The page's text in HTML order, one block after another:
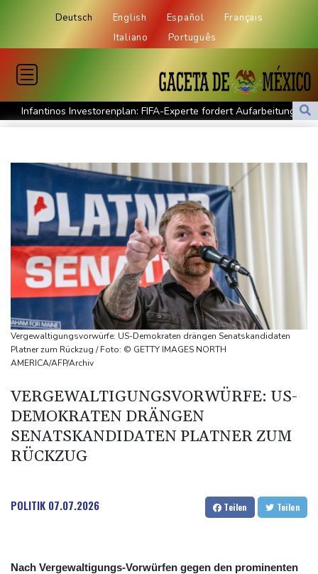
Deutsch English Español
Français
Italiano
Português
Infantinos Investorenplan: FIFA-Experte fordert Aufarbeitung
Biathlon-Olympiasieger Jacquelin wird Teilzeit-Radprofi
Kreise: Türkei will mit Pakistan und Saudi-Arabien
Verteidigungspakt schließen
Sprengstoff-Drohne am Leipziger Flughafen:
Bundesanwaltschaft übernimmt Ermittlungen
Ungenügender Schutz von Kindern: Meta muss in USA 567
Millionen Dollar zahlen
Regierung und Opposition in Venezuela beginnen offiziellen
Dialog - ohne Machado
USA wollen bei Visa-Anträgen offenbar Online-Aktivitäten noch
stärker überprüfen
Röwekamp: Innenministerium muss zentral für Drohnenabwehr
zuständig sein
Trump unternimmt neuen Vorstoß im Streit um US-
Staatsbürgerschaft
Vergewaltigungsvorwürfe: US-Demokraten drängen Senatskandidaten
Platner zum Rückzug / Foto: © GETTY IMAGES NORTH
AMERICA/AFP/Archiv
VERGEWALTIGUNGSVORWÜRFE: US-
DEMOKRATEN DRÄNGEN
SENATSKANDIDATEN PLATNER ZUM
RÜCKZUG
POLITIK 07.07.2026 Teilen Teilen
Nach Vergewaltigungs-Vorwürfen gegen den prominenten